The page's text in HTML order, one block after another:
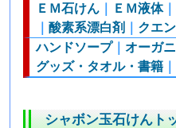
ＥＭ石けん
ＥＭ液体｜
｜酸素系漂白剤
クエ
ハンドソープ｜オーガ
グッズ・タオル・書籍
シャボン玉石けんト